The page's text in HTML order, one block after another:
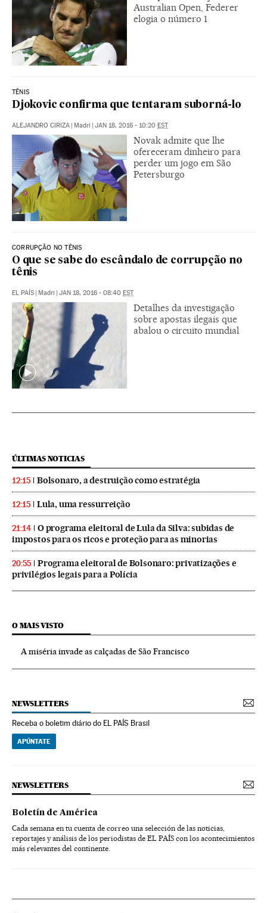
Australian Open, Federer
elogia o número 1
TÊNIS
Djokovic confirma que tentaram suborná-lo
ALEJANDRO CIRIZA Madri JAN 18, 2016 - 10:20 EST
Novak admite que lhe
ofereceram dinheiro para
perder um jogo em São
Petersburgo
CORRUPÇÃO NO TÊNIS
O que se sabe do escândalo de corrupção no
tênis
EL PAÍS | Madri | JAN 18, 2016 - 08:40 EST
Detalhes da investigação
sobre apostas ilegais que
abalou o circuito mundial
ÚLTIMAS NOTICIAS
12:15 Bolsonaro, a destruição como estratégia
12:15 Lula, uma ressurreição
21:14
O programa eleitoral de Lula da Silva: subidas de
impostos para os ricos e proteção para as minorias
20:55
Programa eleitoral de Bolsonaro: privatizações e
privilégios legais para a Polícia
O MAIS VISTO
A miséria invade as calçadas de São Francisco
NEWSLETTERS
Receba o boletim diário do EL PAÍS Brasil
APÚNTATE
NEWSLETTERS
Boletín de América
Cada semana en tu cuenta de correo una selección de las noticias,
reportajes y análisis de los periodistas de EL PAÍS con los acontecimientos
más relevantes del continente.